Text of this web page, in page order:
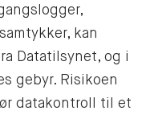
kan
Datatilsynet, og i
gebyr. Risikoen
datakontroll til et